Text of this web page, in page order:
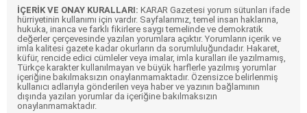
İÇERİK VE ONAY KURALLARI: KARAR Gazetesi yorum sütunları ifade
hürriyetinin kullanımı için vardır. Sayfalarımız, temel insan haklarına,
hukuka, inanca ve farklı fikirlere saygı temelinde ve demokratik
değerler çerçevesinde yazılan yorumlara açıktır. Yorumların içerik ve
imla kalitesi gazete kadar okurların da sorumluluğundadır. Hakaret,
küfür, rencide edici cümleler veya imalar, imla kuralları ile yazılmamış,
Türkçe karakter kullanılmayan ve büyük harflerle yazılmış yorumlar
içeriğine bakılmaksızın onaylanmamaktadır. Özensizce belirlenmiş
kullanıcı adlarıyla gönderilen veya haber ve yazının bağlamının
dışında yazılan yorumlar da içeriğine bakılmaksızın
onaylanmamaktadır.